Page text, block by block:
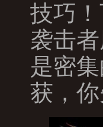
技巧
袭击
是密
获，